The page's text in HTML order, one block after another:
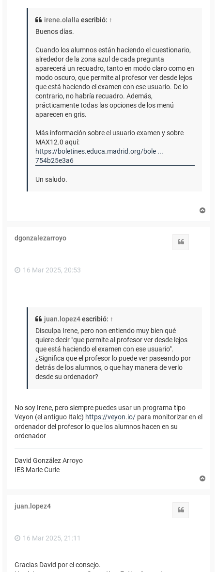
irene.olalla escribió: ↑
Buenos días.
Cuando los alumnos están haciendo el cuestionario,
alrededor de la zona azul de cada pregunta
aparecerá un recuadro, tanto en modo claro como en
modo oscuro, que permite al profesor ver desde lejos
que está haciendo el examen con ese usuario. De lo
contrario, no habría recuadro. Además,
prácticamente todas las opciones de los menú
aparecen en gris.
Más información sobre el usuario examen y sobre
MAX12.0 aquí:
https://boletines.educa.madrid.org/bole ...
754b25e3a6
Un saludo.
dgonzalezarroyo
16 Mar 2025, 20:53
juan.lopez4escribió: ↑
Disculpa Irene, pero non entiendo muy bien qué
quiere decir "que permite al profesor ver desde lejos
que está haciendo el examen con ese usuario".
¿Significa que el profesor lo puede ver paseando por
detrás de los alumnos, o que hay manera de verlo
desde su ordenador?
No soy Irene, pero siempre puedes usar un programa tipo
Veyon (el antiguo Italc) https://veyon.io/ para monitorizar en el
ordenador del profesor lo que los alumnos hacen en su
ordenador
David González Arroyo
IES Marie Curie
juan.lopez4
16 Mar 2025, 21:11
Gracias David por el consejo.